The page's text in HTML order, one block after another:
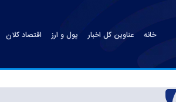
خانه عناوین کل اخبار پول و ارز اقتصاد کلان